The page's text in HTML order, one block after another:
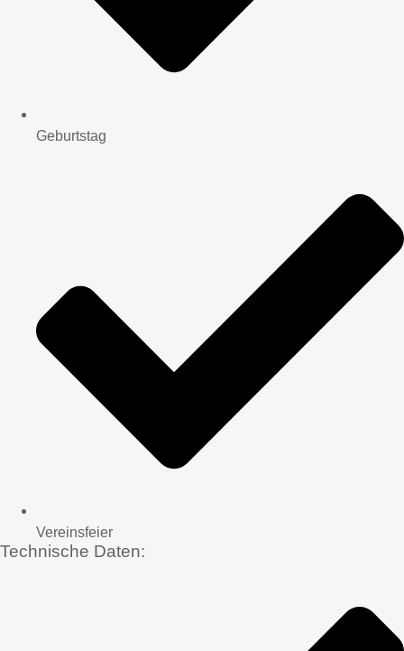
Geburtstag
Vereinsfeier
Technische Daten: